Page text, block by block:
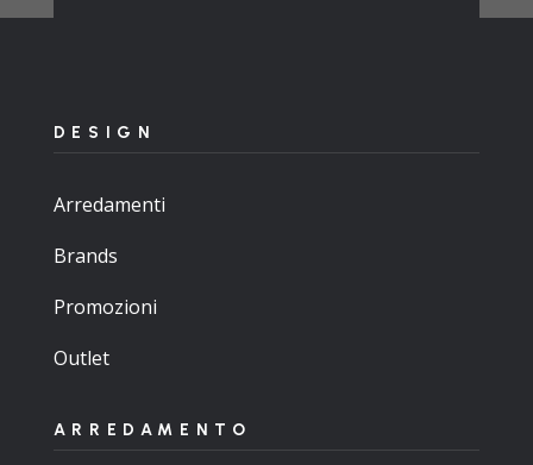
DESIGN
Arredamenti
Brands
Promozioni
Outlet
ARREDAMENTO